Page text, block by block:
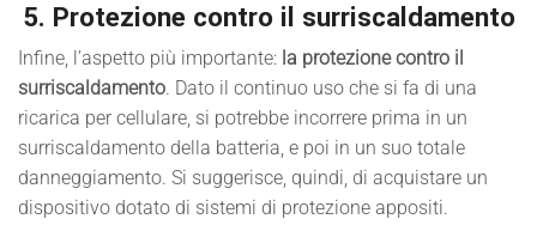
5. Protezione contro il surriscaldamento
Infine, l’aspetto più importante: la protezione contro il
surriscaldamento. Dato il continuo uso che si fa di una
ricarica per cellulare, si potrebbe incorrere prima in un
surriscaldamento della batteria, e poi in un suo totale
danneggiamento. Si suggerisce, quindi, di acquistare un
dispositivo dotato di sistemi di protezione appositi.